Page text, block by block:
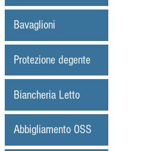
Bavaglioni
Protezione degente
Biancheria Letto
Abbigliamento OSS